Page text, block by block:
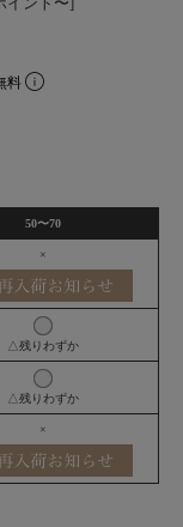
イント〜]
料
50〜70
×
△残りわずか
△残りわずか
×